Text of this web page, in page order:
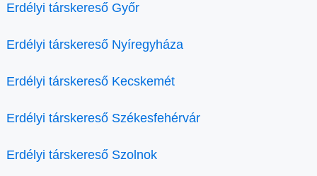
Erdélyi társkereső Győr
Erdélyi társkereső Nyíregyháza
Erdélyi társkereső Kecskemét
Erdélyi társkereső Székesfehérvár
Erdélyi társkereső Szolnok